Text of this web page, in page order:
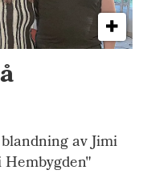
av Jimi